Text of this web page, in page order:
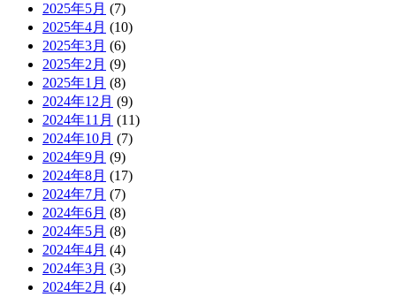
2025年5月 (7)
2025年4月 (10)
2025年3月 (6)
2025年2月 (9)
2025年1月 (8)
2024年12月 (9)
2024年11月 (11)
2024年10月 (7)
2024年9月 (9)
2024年8月 (17)
2024年7月 (7)
2024年6月 (8)
2024年5月 (8)
2024年4月 (4)
2024年3月 (3)
2024年2月 (4)